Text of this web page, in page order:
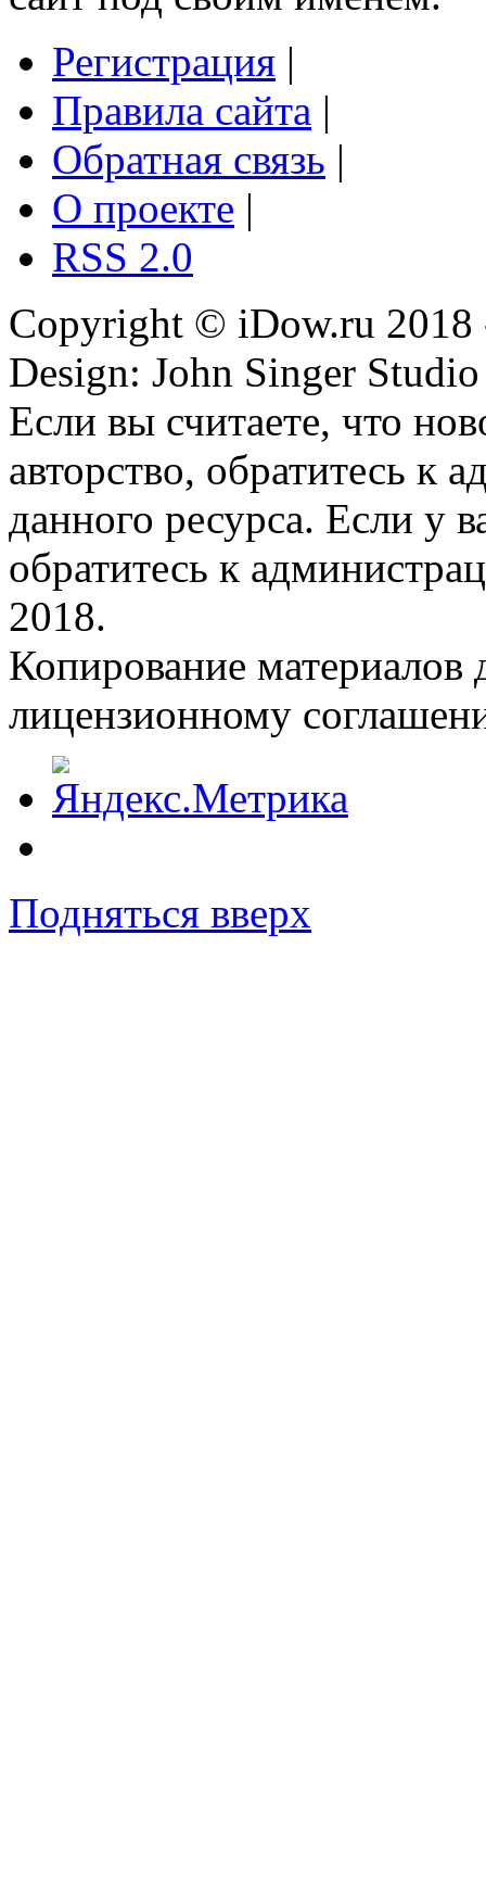
Регистрация |
Правила сайта |
Обратная связь |
О проекте |
RSS 2.0
Copyright © iDow.ru 2018
Design: John Singer Studio
Если вы считаете, что
авторство, обратитесь к
данного ресурса. Если у
обратитесь к
2018.
Копирование материалов
лицензионному
Подняться вверх